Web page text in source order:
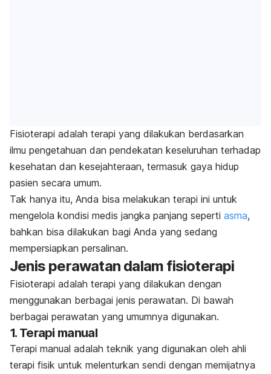
Fisioterapi adalah terapi yang dilakukan berdasarkan
ilmu pengetahuan dan pendekatan keseluruhan terhadap
kesehatan dan kesejahteraan, termasuk gaya hidup
pasien secara umum.
Tak hanya itu, Anda bisa melakukan terapi ini untuk
mengelola kondisi medis jangka panjang seperti asma,
bahkan bisa dilakukan bagi Anda yang sedang
mempersiapkan persalinan.
Jenis perawatan dalam fisioterapi
Fisioterapi adalah terapi yang dilakukan dengan
menggunakan berbagai jenis perawatan. Di bawah
berbagai perawatan yang umumnya digunakan.
1. Terapi manual
Terapi manual adalah teknik yang digunakan oleh ahli
terapi fisik untuk melenturkan sendi dengan memijatnya